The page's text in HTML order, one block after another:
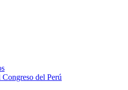
del Perú